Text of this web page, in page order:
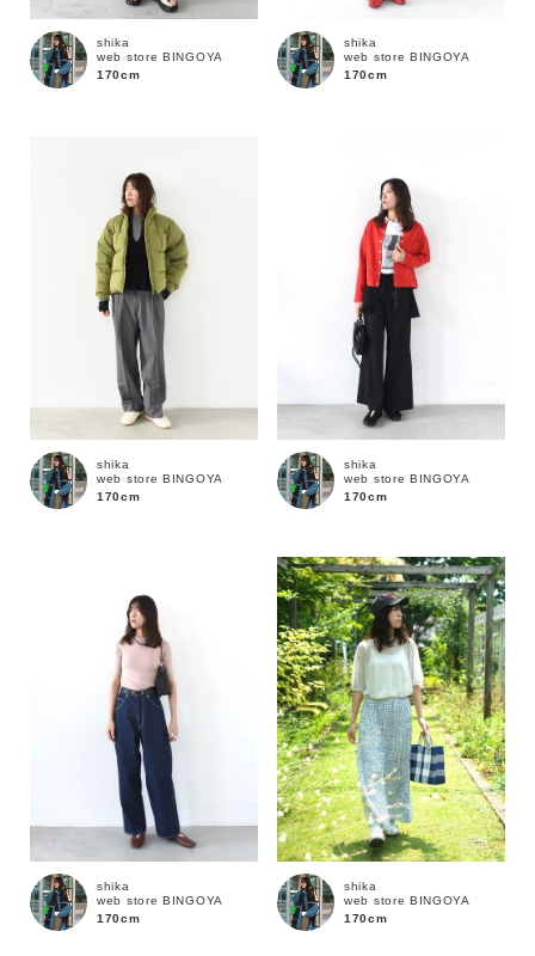
この条件で絞り込む
shika
web store BINGOYA
170cm
shika
web store BINGOYA
170cm
shika
web store BINGOYA
170cm
shika
web store BINGOYA
170cm
shika
web store BINGOYA
170cm
shika
web store BINGOYA
170cm